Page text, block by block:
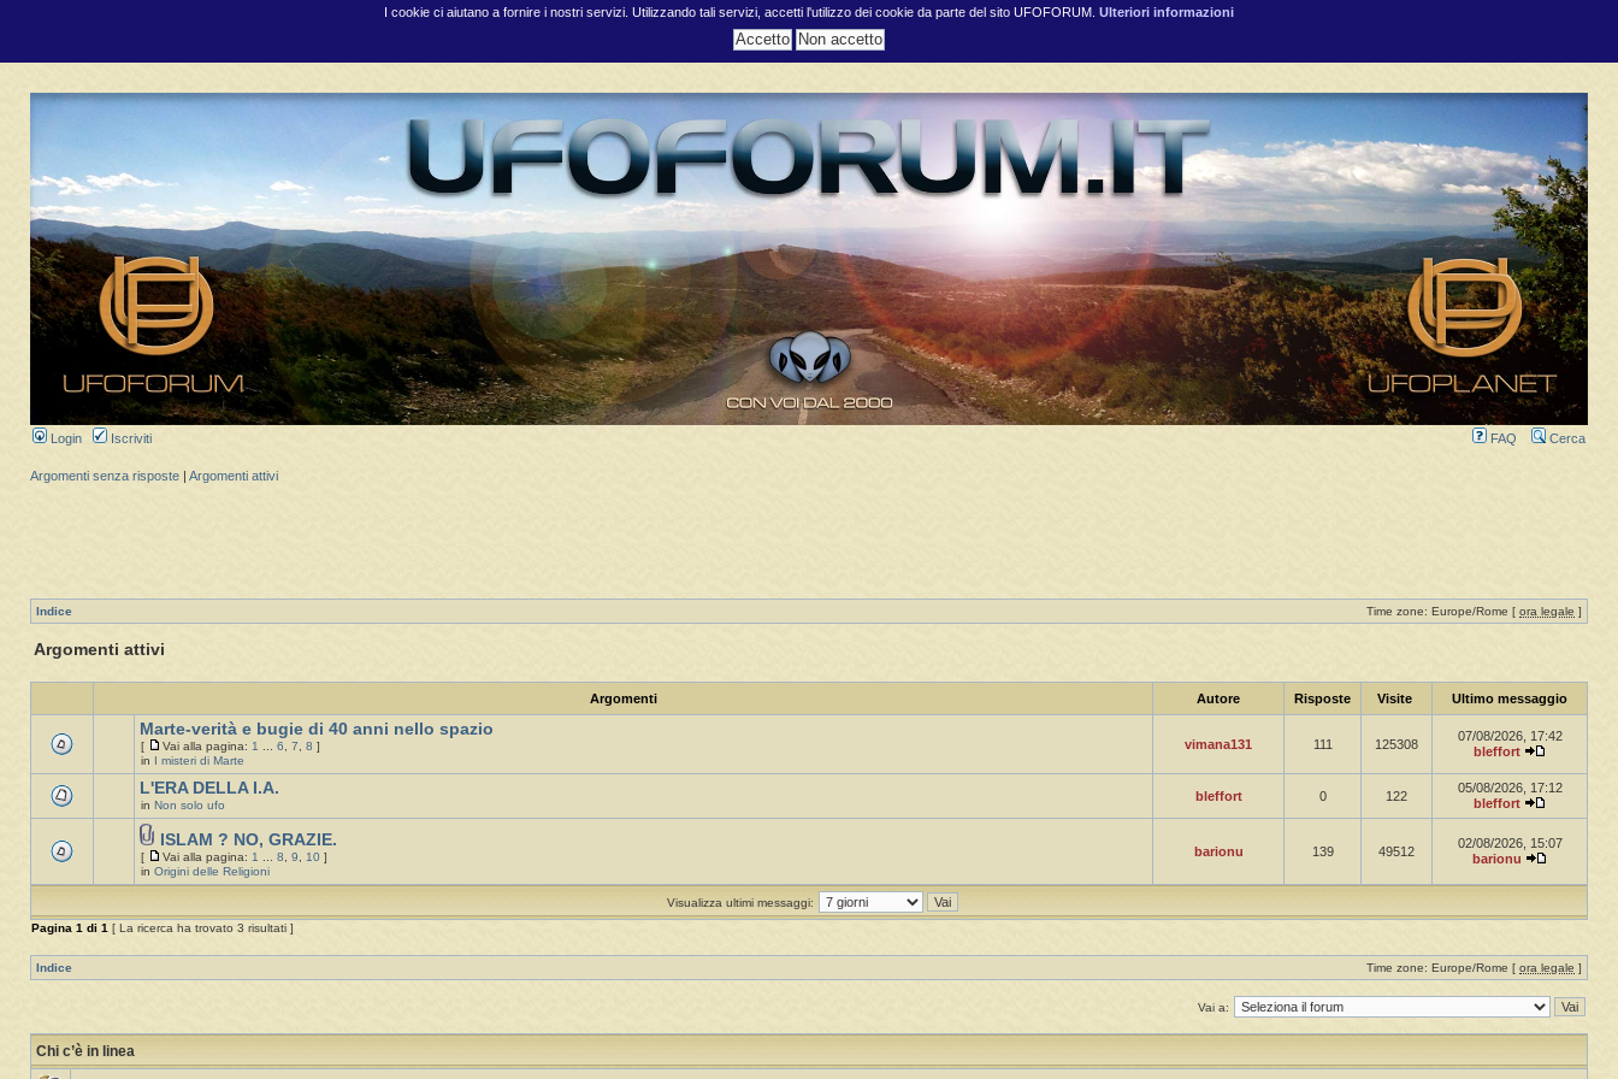
I cookie ci aiutano a fornire i nostri servizi. Utilizzando tali servizi, accetti l'utilizzo dei cookie da parte del sito UFOFORUM. Ulteriori informazioni
Login Iscriviti FAQ Cerca
Argomenti senza risposte Argomenti attivi
Indice Time zone: Europe/Rome [ ora legale ]
Argomenti attivi
Argomenti Autore Risposte Visite Ultimo messaggio
Marte-verità e bugie di 40 anni nello spazio
[ Vai alla pagina: 1 ... 6, 7, 8 ]
in
I misteri di Marte
vimana131 111 125308
07/08/2026, 17:42
bleffort
L'ERA DELLA I.A.
in Non solo ufo
bleffort 0 122
05/08/2026, 17:12
bleffort
ISLAM ? NO, GRAZIE.
[ Vai alla pagina: 1 ... 8, 9, 10 ]
in Origini delle Religioni
barionu 139 49512
02/08/2026, 15:07
barionu
Visualizza ultimi messaggi:
Pagina 1 di 1 [ La ricerca ha trovato 3 risultati ]
Indice Time zone: Europe/Rome [ ora legale ]
Vai a:
Chi c’è in linea